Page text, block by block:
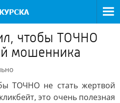
чтобы ТОЧНО
мошенника
ТОЧНО не стать жертвой
это очень полезная